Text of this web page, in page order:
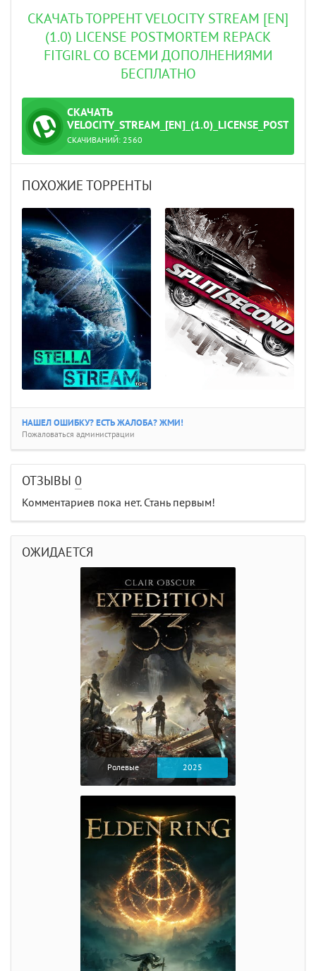
СКАЧАТЬ ТОРРЕНТ VELOCITY STREAM [EN]
(1.0) LICENSE POSTMORTEM REPACK
FITGIRL СО ВСЕМИ ДОПОЛНЕНИЯМИ
БЕСПЛАТНО
СКАЧАТЬ
ТОРРЕНТ
СКАЧИВАНИЙ: 2560
ПОХОЖИЕ ТОРРЕНТЫ
НАШЕЛ ОШИБКУ? ЕСТЬ ЖАЛОБА? ЖМИ!
Пожаловаться администрации
ОТЗЫВЫ 0
Комментариев пока нет. Стань первым!
ОЖИДАЕТСЯ
Ролевые 2025